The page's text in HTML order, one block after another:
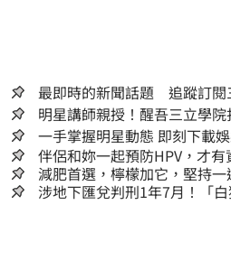
最即時的新聞話題 追蹤訂閱
明星講師親授！醒吾三立學
一手掌握明星動態
伴侶和妳一起預防HPV，才有
減肥首選，檸檬加它，堅持
人生
涉地下匯兌判刑1年7月！「